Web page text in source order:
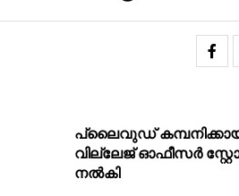
പ്ലൈവുഡ്
വില്ലേജ് ഓഫീസർ
നൽകി